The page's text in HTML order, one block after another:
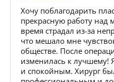
Хочу поблагодарить
прекрасную работу над
время страдал из-за
что мешало мне
обществе. После
изменилась к лучшему!
и спокойным. Хирург